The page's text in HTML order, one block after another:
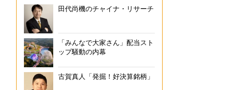
田代尚機のチャイナ・リサーチ
「みんなで大家さん」配当スト
ップ騒動の内幕
古賀真人「発掘！好決算銘柄」